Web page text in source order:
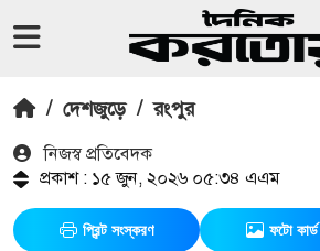
/ দেশজুড়ে / রংপুর
নিজস্ব প্রতিবেদক
প্রকাশ : ১৫ জুন, ২০২৬ ০৫:৩৪ এএম
প্রিন্ট সংস্করণ ফটো কার্ড